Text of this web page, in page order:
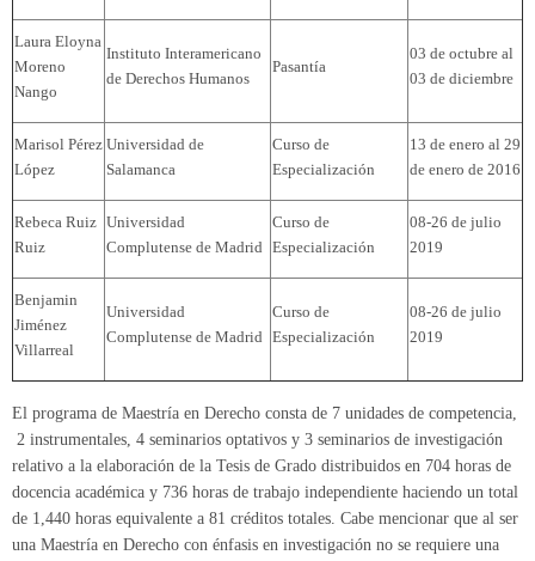
Laura Eloyna
Moreno
Nango
Instituto Interamericano
de Derechos Humanos
Pasantía
03 de octubre al
03 de diciembre
Marisol Pérez
López
Universidad de
Salamanca
Curso de
Especialización
13 de enero al 29
de enero de 2016
Rebeca Ruiz
Ruiz
Universidad
Complutense de Madrid
Curso de
Especialización
08-26 de julio
2019
Benjamin
Jiménez
Villarreal
Universidad
Complutense de Madrid
Curso de
Especialización
08-26 de julio
2019
El programa de Maestría en Derecho consta de 7 unidades de competencia,
2 instrumentales, 4 seminarios optativos y 3 seminarios de investigación
relativo a la elaboración de la Tesis de Grado distribuidos en 704 horas de
docencia académica y 736 horas de trabajo independiente haciendo un total
de 1,440 horas equivalente a 81 créditos totales. Cabe mencionar que al ser
una Maestría en Derecho con énfasis en investigación no se requiere una